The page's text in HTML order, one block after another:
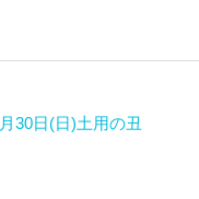
30日(日)土用の丑